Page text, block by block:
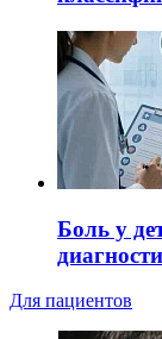
Боль у
Для пациентов